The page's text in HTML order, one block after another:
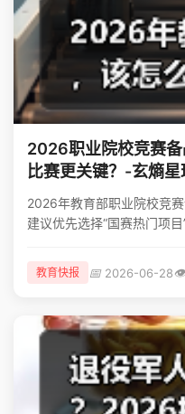
2026职业院校竞赛
比赛更关键？-玄熵
2026年教育部职业院校竞
建议优先选择“国赛热门项
教育快报 📅2026-06-28👁️